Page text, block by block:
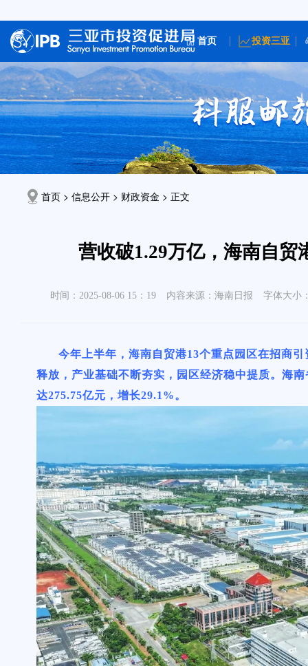
首页 投资三亚
首页 > 信息公开 > 财政资金 > 正文
营收破1.29万亿，海南自贸
时间：2025-08-06 15：19 内容来源：海南日报 字体大小
今年上半年，海南自贸港13个重点园区在招商
释放，产业基础不断夯实，园区经济稳中提质。海
达275.75亿元，增长29.1%。